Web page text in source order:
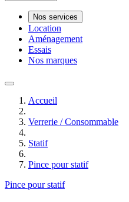
Nos services
Location
Aménagement
Essais
Nos marques
Accueil
Verrerie / Consommable
Statif
Pince pour statif
Pince pour statif